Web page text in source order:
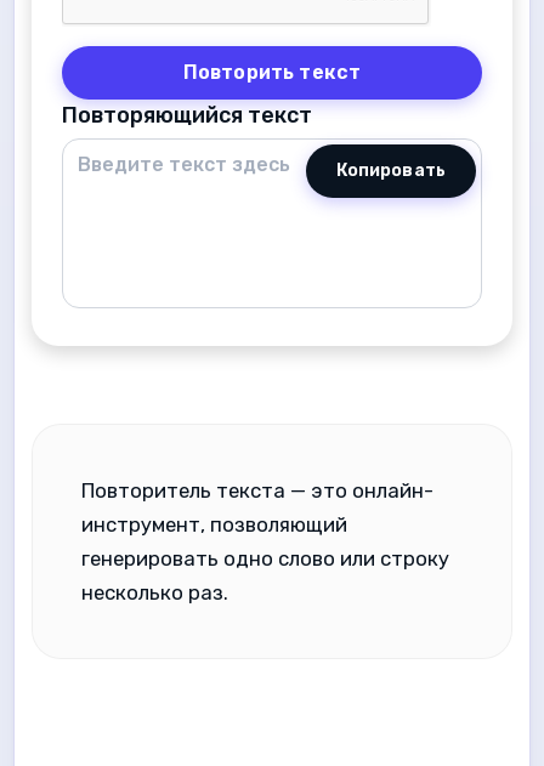
Повторить текст
Повторяющийся текст
Копировать
Повторитель текста — это онлайн-
инструмент, позволяющий
генерировать одно слово или строку
несколько раз.